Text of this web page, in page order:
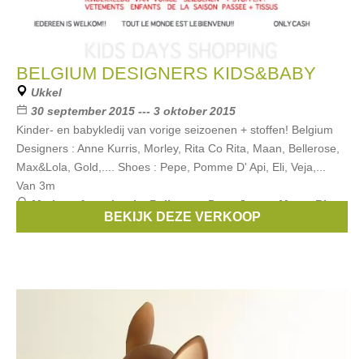
BELGIUM DESIGNERS KIDS&BABY
Ukkel
30 september 2015 --- 3 oktober 2015
Kinder- en babykledij van vorige seizoenen + stoffen! Belgium
Designers : Anne Kurris, Morley, Rita Co Rita, Maan, Bellerose,
Max&Lola, Gold,.... Shoes : Pepe, Pomme D' Api, Eli, Veja,...
Van 3m
Merken:Anne kurris,Bellerose,Pepe Jeans,Maan,Rita
BEKIJK DEZE VERKOOP